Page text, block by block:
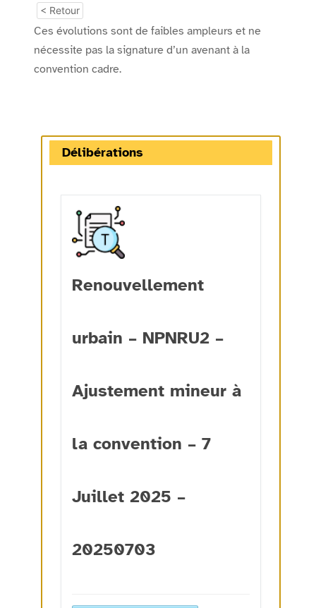
< Retour
Ces évolutions sont de faibles ampleurs et ne
nécessite pas la signature d’un avenant à la
convention cadre.
Délibérations
Renouvellement
urbain – NPNRU2 –
Ajustement mineur à
la convention – 7
Juillet 2025 –
20250703